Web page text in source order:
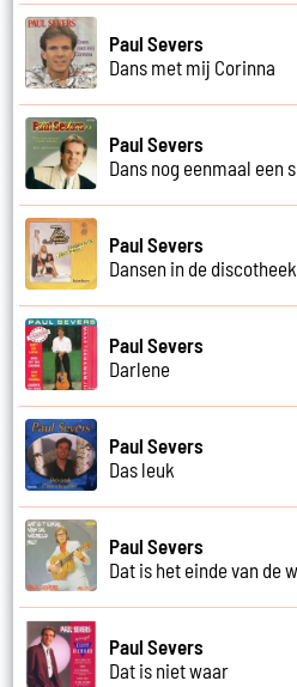
Paul Severs
Dans met mij Corinna
Paul Severs
Dans nog eenmaal een
Paul Severs
Dansen in de discotheek
Paul Severs
Darlene
Paul Severs
Das leuk
Paul Severs
Dat is het einde van de
Paul Severs
Dat is niet waar